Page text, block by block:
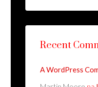
Recent
A WordPress